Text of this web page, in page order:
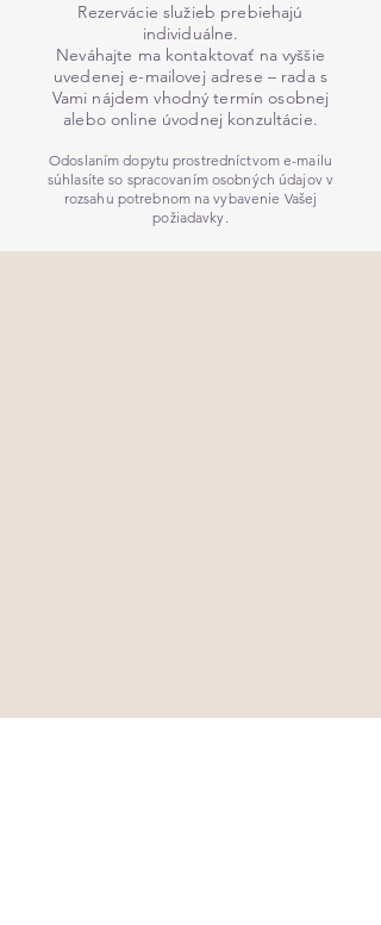
Rezervácie služieb prebiehajú
individuálne.
Neváhajte ma kontaktovať na vyššie
uvedenej e-mailovej adrese – rada s
Vami nájdem vhodný termín osobnej
alebo online úvodnej konzultácie.
Odoslaním dopytu prostredníctvom e-mailu
súhlasíte so spracovaním osobných údajov v
rozsahu potrebnom na vybavenie Vašej
požiadavky.